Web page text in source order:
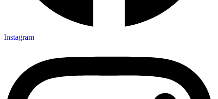
Instagram